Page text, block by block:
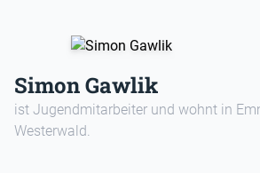
Simon Gawlik
ist Jugendmitarbeiter und wohnt in
Westerwald.